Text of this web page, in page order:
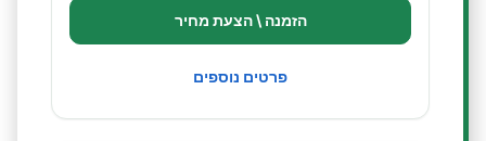
הזמנה \ הצעת מחיר
פרטים נוספים